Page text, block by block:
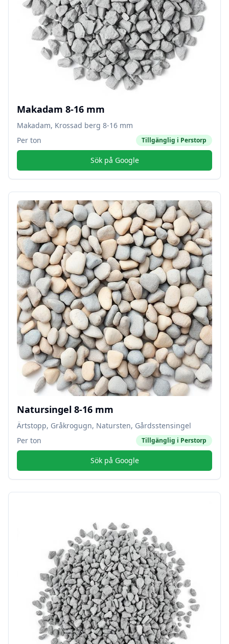
Makadam 8-16 mm
Makadam, Krossad berg 8-16 mm
Per ton
Tillgänglig i Perstorp
Sök på Google
Natursingel 8-16 mm
Ärtstopp, Gråkrogugn, Natursten, Gårdsstensingel
Per ton
Tillgänglig i Perstorp
Sök på Google